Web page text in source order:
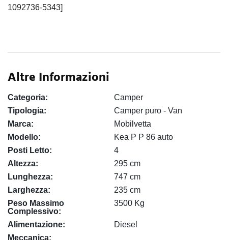
1092736-5343]
Altre Informazioni
Categoria:
Camper
Tipologia:
Camper puro - Van
Marca:
Mobilvetta
Modello:
Kea P P 86 auto
Posti Letto:
4
Altezza:
295 cm
Lunghezza:
747 cm
Larghezza:
235 cm
Peso Massimo
Complessivo:
3500 Kg
Alimentazione:
Diesel
Meccanica: